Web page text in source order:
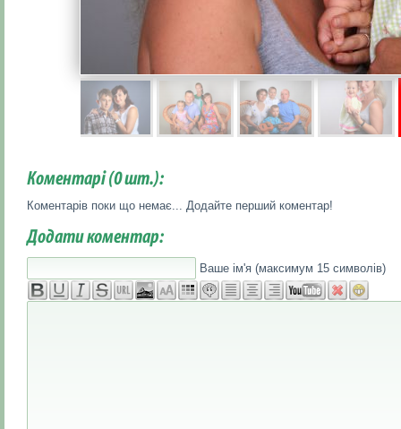
Коментарі (0шт.):
Коментарів поки що немає... Додайте перший коментар!
Додати коментар:
Ваше ім'я (максимум 15 символів)